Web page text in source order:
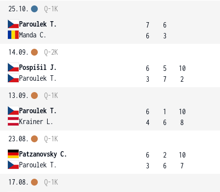
25.10.
Paroulek T.
Manda C.
Q-1K
7
6
6
3
14.09.
Pospíšil J.
Paroulek T.
Q-2K
6
3
5
7
10
2
13.09.
Paroulek T.
Krainer L.
Q-1K
6
4
1
6
10
8
23.08.
Patzanovsky C.
Paroulek T.
Q-1K
6
3
2
6
10
7
17.08.
Q-1K